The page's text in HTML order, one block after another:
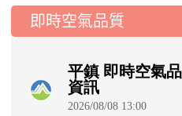
即時空氣品質